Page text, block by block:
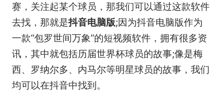
赛，关注起某个球员，那我们可以通过这款软件
去找，那就是抖音电脑版;因为抖音电脑版作为
一款“包罗世间万象”的短视频软件，拥有很多资
讯，其中就包括历届世界杯球员的故事;像是梅
西、罗纳尔多、内马尔等明星球员的故事，我们
均可以在抖音中找到。